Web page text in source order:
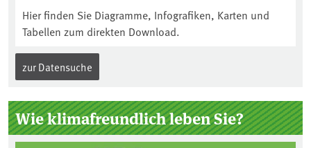
Hier finden Sie Diagramme, Infografiken, Karten und
Tabellen zum direkten Download.
zur Datensuche
Wie klimafreundlich leben Sie?